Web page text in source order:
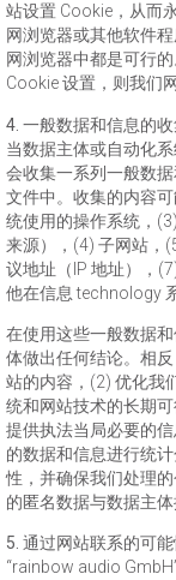
站设置 Cookie，从而
网浏览器或其他软件
网浏览器中都是可行
Cookie 设置，则我们
4. 一般数据和信息的
当数据主体或自动化
会收集一系列一般数
文件中。收集的内容
统使用的操作系统，
来源），(4) 子网站，
议地址（IP 地址），
他在信息 technology
在使用这些一般数据
体做出任何结论。相
站的内容，(2) 优化我
统和网站技术的长期
提供执法当局必要的
的数据和信息进行统
性，并确保我们处理
的匿名数据与数据主
5. 通过网站联系的可能
“rainbow audio